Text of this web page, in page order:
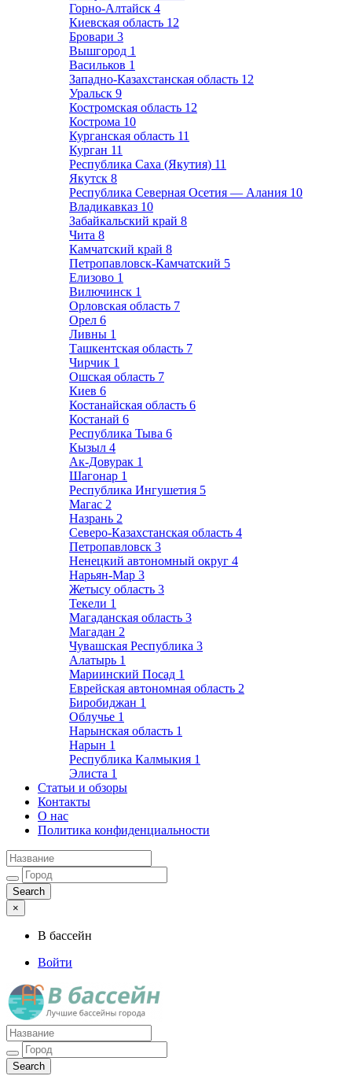
Горно-Алтайск 4
Киевская область 12
Бровари 3
Вышгород 1
Васильков 1
Западно-Казахстанская область 12
Уральск 9
Костромская область 12
Кострома 10
Курганская область 11
Курган 11
Республика Саха (Якутия) 11
Якутск 8
Республика Северная Осетия — Алания 10
Владикавказ 10
Забайкальский край 8
Чита 8
Камчатский край 8
Петропавловск-Камчатский 5
Елизово 1
Вилючинск 1
Орловская область 7
Орел 6
Ливны 1
Ташкентская область 7
Чирчик 1
Ошская область 7
Киев 6
Костанайская область 6
Костанай 6
Республика Тыва 6
Кызыл 4
Ак-Довурак 1
Шагонар 1
Республика Ингушетия 5
Магас 2
Назрань 2
Северо-Казахстанская область 4
Петропавловск 3
Ненецкий автономный округ 4
Нарьян-Мар 3
Жетысу область 3
Текели 1
Магаданская область 3
Магадан 2
Чувашская Республика 3
Алатырь 1
Мариинский Посад 1
Еврейская автономная область 2
Биробиджан 1
Облучье 1
Нарынская область 1
Нарын 1
Республика Калмыкия 1
Элиста 1
Статьи и обзоры
Контакты
О нас
Политика конфиденциальности
×
В бассейн
Войти
Лучшие бассейны города